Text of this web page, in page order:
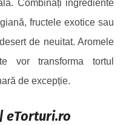
Combinați ingrediente
fructele exotice sau
de neuitat. Aromele
vor transforma tortul
de excepție.
eTorturi.ro